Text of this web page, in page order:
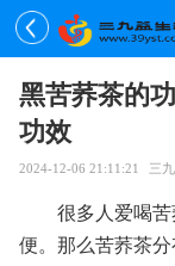
黑苦荞茶的
功效
2024-12-06 21:11:21 三
很多人爱喝
便。那么苦荞茶